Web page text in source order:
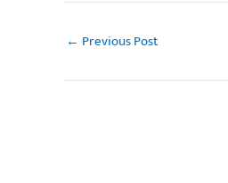
← Previous Post